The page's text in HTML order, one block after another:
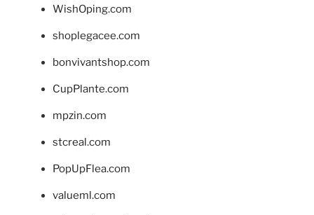
WishOping.com
shoplegacee.com
bonvivantshop.com
CupPlante.com
mpzin.com
stcreal.com
PopUpFlea.com
valueml.com